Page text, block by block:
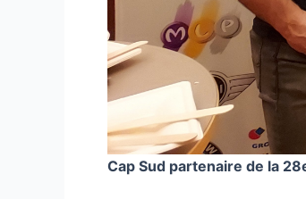
Cap Sud partenaire de la